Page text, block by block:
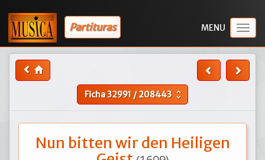
Partituras
Ficha32991 /208443 unfold_more
Nun bitten wir den Heiligen